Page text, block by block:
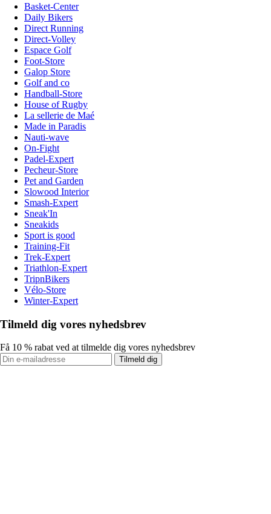
Basket-Center
Daily Bikers
Direct Running
Direct-Volley
Espace Golf
Foot-Store
Galop Store
Golf and co
Handball-Store
House of Rugby
La sellerie de Maé
Made in Paradis
Nauti-wave
On-Fight
Padel-Expert
Pecheur-Store
Pet and Garden
Slowood Interior
Smash-Expert
Sneak'In
Sneakids
Sport is good
Training-Fit
Trek-Expert
Triathlon-Expert
TripnBikers
Vélo-Store
Winter-Expert
Tilmeld dig vores nyhedsbrev
Få 10 % rabat ved at tilmelde dig vores nyhedsbrev
Tilmeld dig